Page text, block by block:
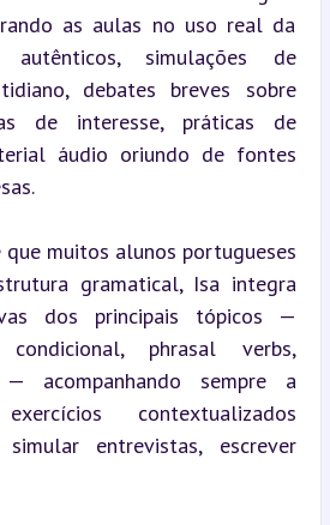
as aulas no uso real da
autênticos, simulações de
debates breves sobre
de interesse, práticas de
áudio oriundo de fontes
que muitos alunos portugueses
gramatical, Isa integra
dos principais tópicos —
phrasal verbs,
acompanhando sempre a
contextualizados
simular entrevistas, escrever